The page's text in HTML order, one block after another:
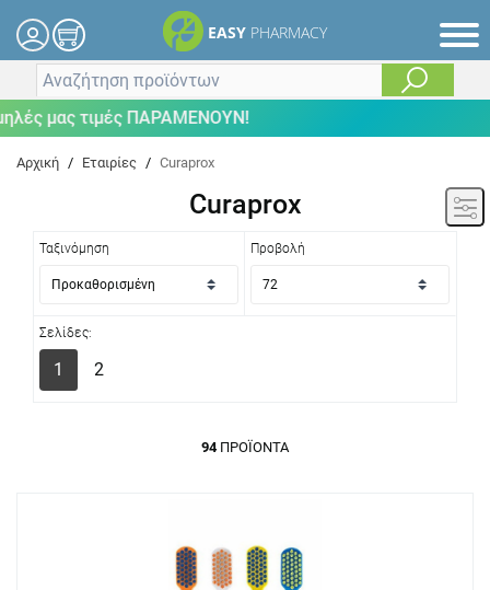
EASY PHARMACY
τιμές ΠΑΡΑΜΕΝΟΥΝ!
Αρχική / Εταιρίες / Curaprox
Curaprox
Ταξινόμηση Προβολή
Σελίδες:
1 2
94ΠΡΟΪΌΝΤΑ